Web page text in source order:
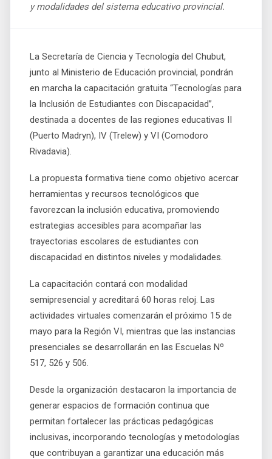
y modalidades del sistema educativo provincial.
La Secretaría de Ciencia y Tecnología del Chubut,
junto al Ministerio de Educación provincial, pondrán
en marcha la capacitación gratuita “Tecnologías para
la Inclusión de Estudiantes con Discapacidad”,
destinada a docentes de las regiones educativas II
(Puerto Madryn), IV (Trelew) y VI (Comodoro
Rivadavia).
La propuesta formativa tiene como objetivo acercar
herramientas y recursos tecnológicos que
favorezcan la inclusión educativa, promoviendo
estrategias accesibles para acompañar las
trayectorias escolares de estudiantes con
discapacidad en distintos niveles y modalidades.
La capacitación contará con modalidad
semipresencial y acreditará 60 horas reloj. Las
actividades virtuales comenzarán el próximo 15 de
mayo para la Región VI, mientras que las instancias
presenciales se desarrollarán en las Escuelas Nº
517, 526 y 506.
Desde la organización destacaron la importancia de
generar espacios de formación continua que
permitan fortalecer las prácticas pedagógicas
inclusivas, incorporando tecnologías y metodologías
que contribuyan a garantizar una educación más